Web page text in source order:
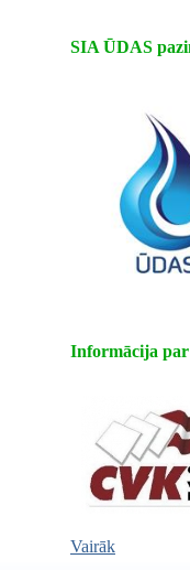
SIA ŪDAS
Informācija par
Vairāk